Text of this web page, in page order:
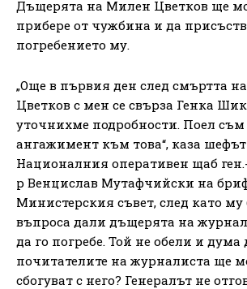
Дъщерята на Милен Цветков ще
прибере от чужбина и да
погребението му.
„Още в първия ден след смъртта
Цветков с мен се свърза Генка
уточнихме подробности. Поел
ангажимент към това“, каза
Националния оперативен щаб
р Венцислав Мутафчийски на
Министерския съвет, след като му
въпроса дали дъщерята на
да го погребе. Той не обели и дума
почитателите на журналиста ще
сбогуват с него? Генералът не